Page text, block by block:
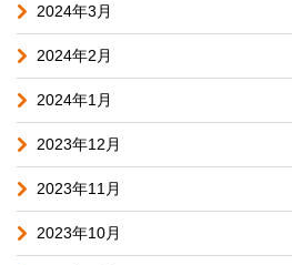
2024年3月
2024年2月
2024年1月
2023年12月
2023年11月
2023年10月